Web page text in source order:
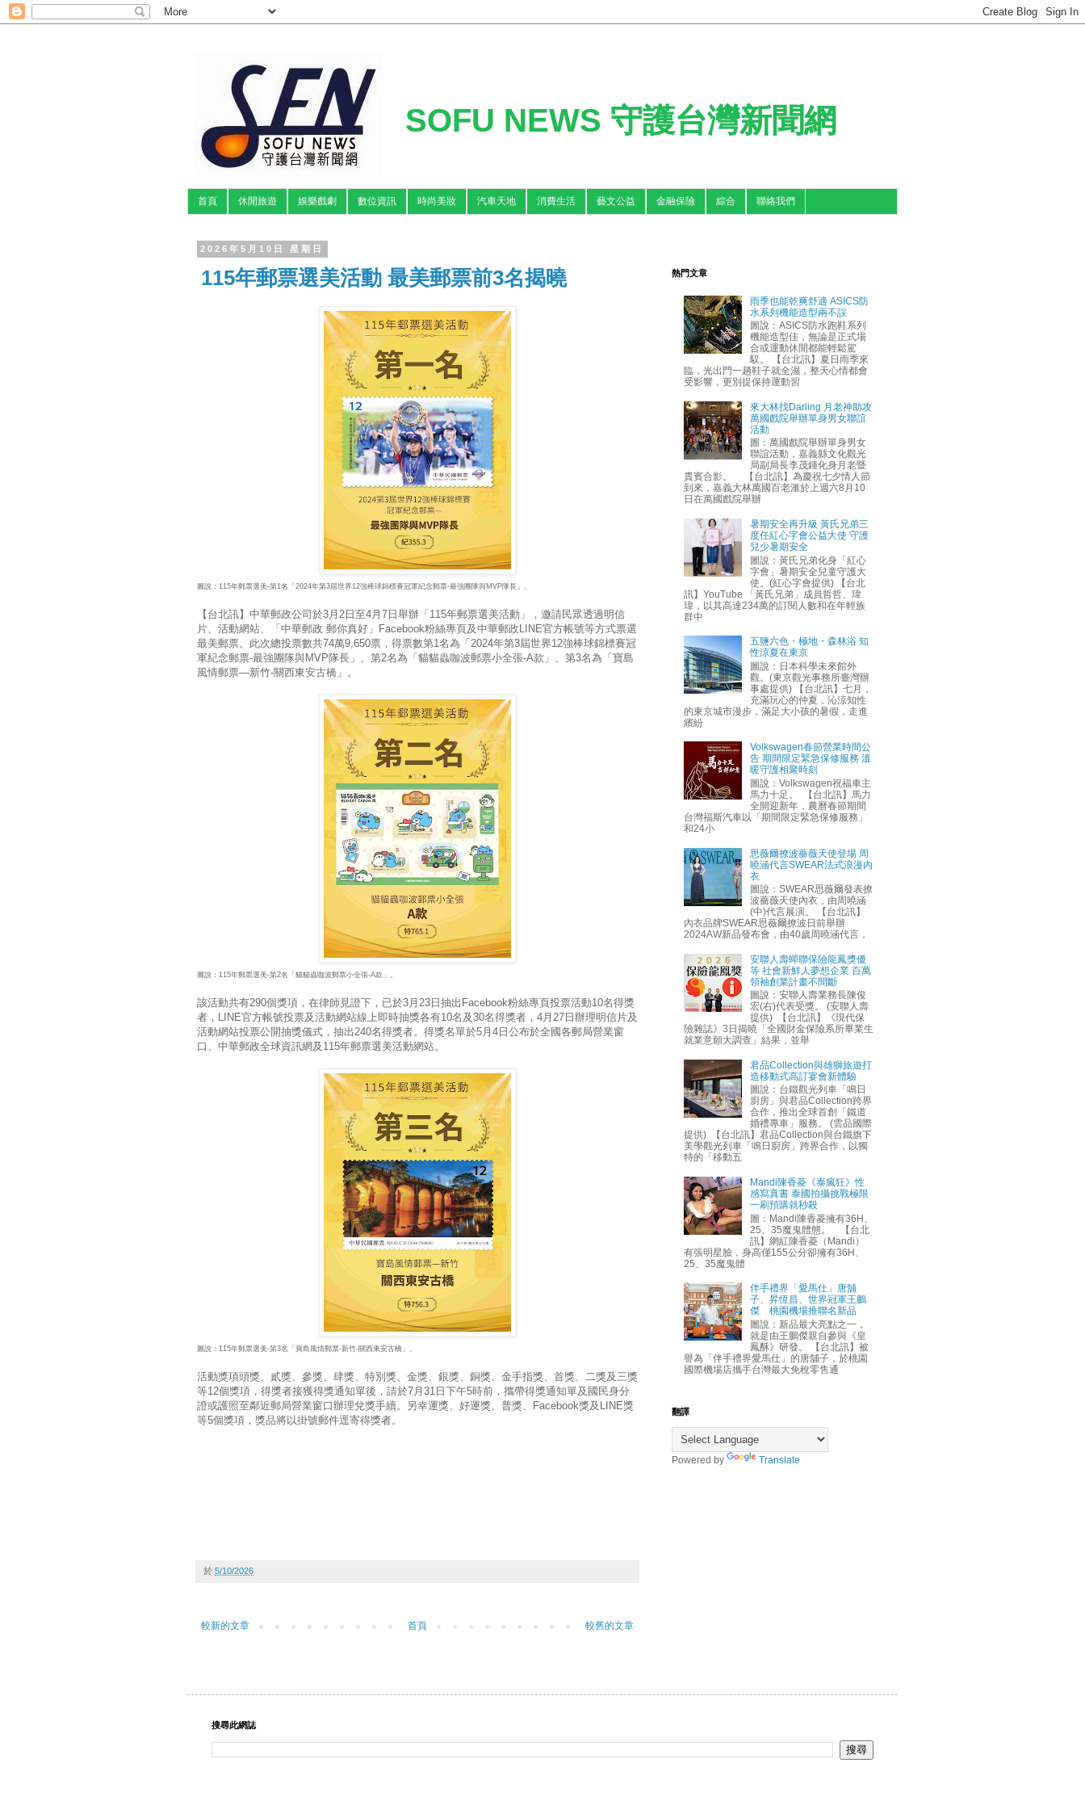
SOFU NEWS 守護台灣新聞網
首頁 休閒旅遊 娛樂戲劇 數位資訊 時尚美妝 汽車天地 消費生活 藝文公益 金融保險 綜合 聯絡我們
2026年5月10日 星期日
115年郵票選美活動 最美郵票前3名揭曉
圖說：115年郵票選美-第1名「2024年第3屆世界12強棒球錦標賽冠軍紀念郵票-最強團隊與MVP隊長」。
【台北訊】中華郵政公司於3月2日至4月7日舉辦「115年郵票選美活動」，邀請民眾透過明信
片、活動網站、「中華郵政 郵你真好」Facebook粉絲專頁及中華郵政LINE官方帳號等方式票選
最美郵票。此次總投票數共74萬9,650票，得票數第1名為「2024年第3屆世界12強棒球錦標賽冠
軍紀念郵票-最強團隊與MVP隊長」、第2名為「貓貓蟲咖波郵票小全張-A款」、第3名為「寶島
風情郵票—新竹-關西東安古橋」。
圖說：115年郵票選美-第2名「貓貓蟲咖波郵票小全張-A款」。
該活動共有290個獎項，在律師見證下，已於3月23日抽出Facebook粉絲專頁投票活動10名得獎
者，LINE官方帳號投票及活動網站線上即時抽獎各有10名及30名得獎者，4月27日辦理明信片及
活動網站投票公開抽獎儀式，抽出240名得獎者。得獎名單於5月4日公布於全國各郵局營業窗
口、中華郵政全球資訊網及115年郵票選美活動網站。
圖說：115年郵票選美-第3名「寶島風情郵票-新竹-關西東安古橋」。
活動獎項頭獎、貳獎、參獎、肆獎、特別獎、金獎、銀獎、銅獎、金手指獎、首獎、二獎及三獎
等12個獎項，得獎者接獲得獎通知單後，請於7月31日下午5時前，攜帶得獎通知單及國民身分
證或護照至鄰近郵局營業窗口辦理兌獎手續。另幸運獎、好運獎、普獎、Facebook獎及LINE獎
等5個獎項，獎品將以掛號郵件逕寄得獎者。
於 5/10/2026
較新的文章 較舊的文章
首頁
熱門文章
雨季也能乾爽舒適 ASICS防
水系列機能造型兩不誤
圖說：ASICS防水跑鞋系列
機能造型佳，無論是正式場
合或運動休閒都能輕鬆駕
馭。 【台北訊】夏日雨季來
臨，光出門一趟鞋子就全濕，整天心情都會
受影響，更別提保持運動習
來大林找Darling 月老神助攻
萬國戲院舉辦單身男女聯誼
活動
圖：萬國戲院舉辦單身男女
聯誼活動，嘉義縣文化觀光
局副局長李茂鍾化身月老暨
貴賓合影。 【台北訊】為慶祝七夕情人節
到來，嘉義大林萬國百老滙於上週六8月10
日在萬國戲院舉辦
暑期安全再升級 黃氏兄弟三
度任紅心字會公益大使 守護
兒少暑期安全
圖說：黃氏兄弟化身「紅心
字會」暑期安全兒童守護大
使。(紅心字會提供) 【台北
訊】YouTube 「黃氏兄弟」成員哲哲、瑋
瑋，以其高達234萬的訂閱人數和在年輕族
群中
五鹽六色・極地・森林浴 知
性涼夏在東京
圖說：日本科學未來館外
觀。(東京觀光事務所臺灣辦
事處提供) 【台北訊】七月，
充滿玩心的仲夏，沁涼知性
的東京城市漫步，滿足大小孩的暑假，走進
繽紛
Volkswagen春節營業時間公
告 期間限定緊急保修服務 溫
暖守護相聚時刻
圖說：Volkswagen祝福車主
馬力十足。 【台北訊】馬力
全開迎新年，農曆春節期間
台灣福斯汽車以「期間限定緊急保修服務」
和24小
思薇爾撩波薔薇天使登場 周
曉涵代言SWEAR法式浪漫內
衣
圖說：SWEAR思薇爾發表撩
波薔薇天使內衣，由周曉涵
(中)代言展演。 【台北訊】
內衣品牌SWEAR思薇爾撩波日前舉辦
2024AW新品發布會，由40歲周曉涵代言，
安聯人壽蟬聯保險龍鳳獎優
等 社會新鮮人夢想企業 百萬
領袖創業計畫不間斷
圖說：安聯人壽業務長陳俊
宏(右)代表受獎。 (安聯人壽
提供) 【台北訊】《現代保
險雜誌》3日揭曉「全國財金保險系所畢業生
就業意願大調查」結果，並舉
君品Collection與雄獅旅遊打
造移動式高訂宴會新體驗
圖說：台鐵觀光列車「鳴日
廚房」與君品Collection跨界
合作，推出全球首創「鐵道
婚禮專車」服務。 (雲品國際
提供) 【台北訊】君品Collection與台鐵旗下
美學觀光列車「鳴日廚房」跨界合作，以獨
特的「移動五
Mandi陳香菱《泰瘋狂》性
感寫真書 泰國拍攝挑戰極限
一刷預購就秒殺
圖：Mandi陳香菱擁有36H、
25、35魔鬼體態。 【台北
訊】網紅陳香菱（Mandi）
有張明星臉，身高僅155公分卻擁有36H、
25、35魔鬼體
伴手禮界「愛馬仕」唐舖
子、昇恆昌、世界冠軍王鵬
傑 桃園機場推聯名新品
圖說：新品最大亮點之一，
就是由王鵬傑親自參與《皇
鳳酥》研發。 【台北訊】被
譽為「伴手禮界愛馬仕」的唐舖子，於桃園
國際機場店攜手台灣最大免稅零售通
翻譯
Powered by Translate
搜尋此網誌